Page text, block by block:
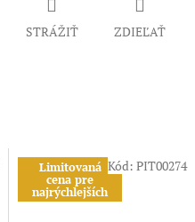
STRÁŽIŤ ZDIEĽAŤ
Limitovaná
cena pre
najrýchlejších
Kód: PIT00274